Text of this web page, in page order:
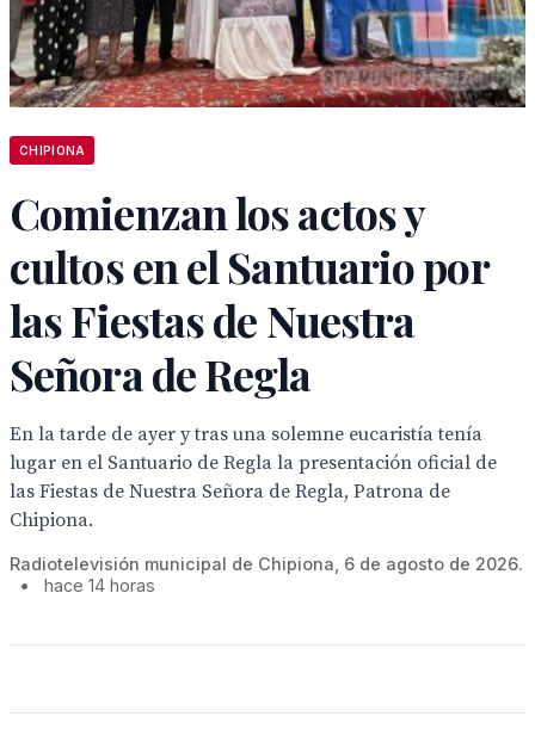
CHIPIONA
Comienzan los actos y
cultos en el Santuario por
las Fiestas de Nuestra
Señora de Regla
En la tarde de ayer y tras una solemne eucaristía tenía
lugar en el Santuario de Regla la presentación oficial de
las Fiestas de Nuestra Señora de Regla, Patrona de
Chipiona.
Radiotelevisión municipal de Chipiona, 6 de agosto de 2026.
•
hace 14 horas